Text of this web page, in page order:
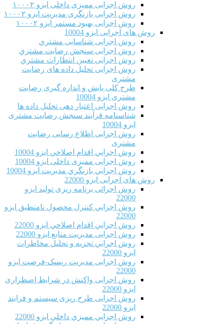
روش اجرایی ممیزی داخلی ایزو ۱۰۰۰۲
روش اجرایی بازنگری مدیریت ایزو ۱۰۰۰۲
روش اجرایی بهبود مستمر ایزو ۱۰۰۰۲
روش های اجرایی ایزو 10004
روش اجرایی شناسایی مشتري
روش اجرایی سنجش رضایت مشتري
روش اجرایی تعیین انتظارات مشتري
روش اجرایی تحلیل داده های رضایت
مشتری
طرح کلی پایش و اندازه گیری رضایت
مشتری ایزو 10004
روش اجرایی اعتبار دهی تحلیل داده ها
شناسنامه فرآیند سنجش رضایت مشتری
ایزو 10004
روش اجرایی اطلاع رسانی رضایت
مشتری
روش اجرايي اقدام اصلاحي ایزو 10004
روش اجرایی ممیزی داخلی ایزو 10004
روش اجرايي بازنگري مديريت ایزو 10004
روش های اجرایی ایزو 22000
روش اجرائی برنامه ريزی توليد ایزو
22000
روش اجرايي كنترل محصول نامنطبق ایزو
22000
روش اجرايي اقدام اصلاحي ایزو 22000
روش اجرایی مدیریت منابع ایزو 22000
روش اجرايي تجزیه و تحلیل مخاطرات
ایزو 22000
روش اجرایی مدیریت ریسک-فرصت ایزو
22000
روش اجرایی واکنش در شرایط اضطراری
ایزو 22000
روش اجرایی طرح ریزی سیستم و فرایند
ایزو 22000
روش اجرايي مميزي داخلي ایزو 22000